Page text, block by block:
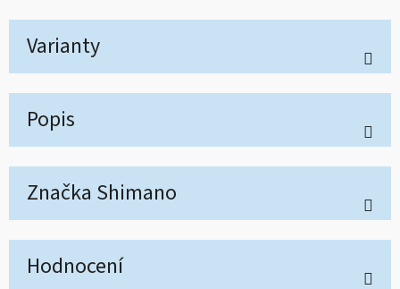
Varianty
Popis
Značka Shimano
Hodnocení